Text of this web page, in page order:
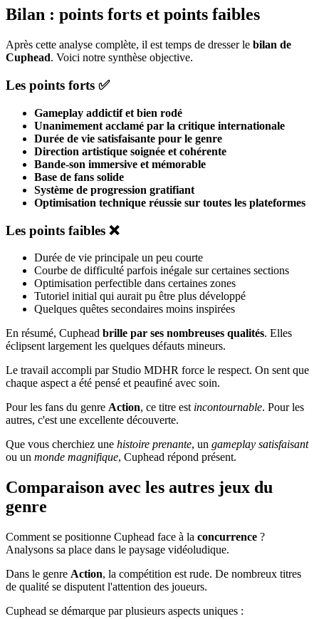
Bilan : points forts et points faibles
Après cette analyse complète, il est temps de dresser le bilan de
Cuphead. Voici notre synthèse objective.
Les points forts ✅
Gameplay addictif et bien rodé
Unanimement acclamé par la critique internationale
Durée de vie satisfaisante pour le genre
Direction artistique soignée et cohérente
Bande-son immersive et mémorable
Base de fans solide
Système de progression gratifiant
Optimisation technique réussie sur toutes les plateformes
Les points faibles ❌
Durée de vie principale un peu courte
Courbe de difficulté parfois inégale sur certaines sections
Optimisation perfectible dans certaines zones
Tutoriel initial qui aurait pu être plus développé
Quelques quêtes secondaires moins inspirées
En résumé, Cuphead brille par ses nombreuses qualités. Elles
éclipsent largement les quelques défauts mineurs.
Le travail accompli par Studio MDHR force le respect. On sent que
chaque aspect a été pensé et peaufiné avec soin.
Pour les fans du genre Action, ce titre est incontournable. Pour les
autres, c'est une excellente découverte.
Que vous cherchiez une histoire prenante, un gameplay satisfaisant
ou un monde magnifique, Cuphead répond présent.
Comparaison avec les autres jeux du
genre
Comment se positionne Cuphead face à la concurrence ?
Analysons sa place dans le paysage vidéoludique.
Dans le genre Action, la compétition est rude. De nombreux titres
de qualité se disputent l'attention des joueurs.
Cuphead se démarque par plusieurs aspects uniques :